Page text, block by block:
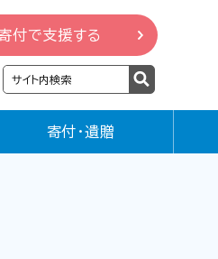
付で支援する
寄付・遺贈